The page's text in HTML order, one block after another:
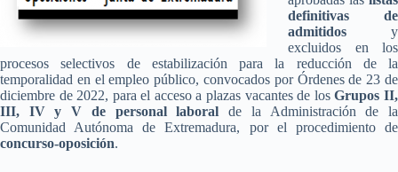
definitivas de
admitidos y
excluidos en los
procesos selectivos de estabilización para la reducción de la
temporalidad en el empleo público, convocados por Órdenes de 23 de
diciembre de 2022, para el acceso a plazas vacantes de losGrupos II,
III, IV y V de personal laboral de la Administración de la
Comunidad Autónoma de Extremadura, por el procedimiento de
concurso-oposición.